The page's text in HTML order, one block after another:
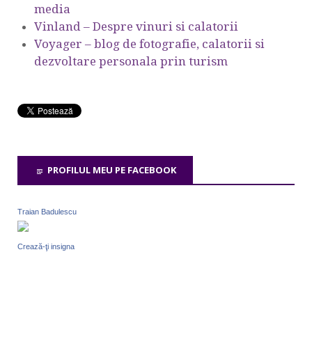
media
Vinland – Despre vinuri si calatorii
Voyager – blog de fotografie, calatorii si
dezvoltare personala prin turism
PROFILUL MEU PE FACEBOOK
Traian Badulescu
Crează-ţi insigna